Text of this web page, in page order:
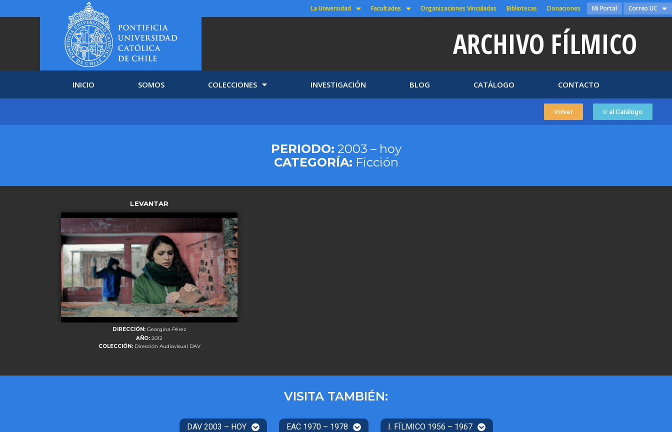
La Universidad Facultades Organizaciones Vinculadas Bibliotecas Donaciones Mi Portal Correo UC
ARCHIVO FÍLMICO
INICIO SOMOS COLECCIONES INVESTIGACIÓN BLOG CATÁLOGO CONTACTO
Volver Ir al Catálogo
PERIODO: 2003 – hoy
CATEGORÍA: Ficción
LEVANTAR
DIRECCIÓN: Georgina Pérez
AÑO:2012
COLECCIÓN: Dirección Audiovisual DAV
VISITA TAMBIÉN:
DAV 2003 – HOY EAC 1970 – 1978 I. FÍLMICO 1956 – 1967